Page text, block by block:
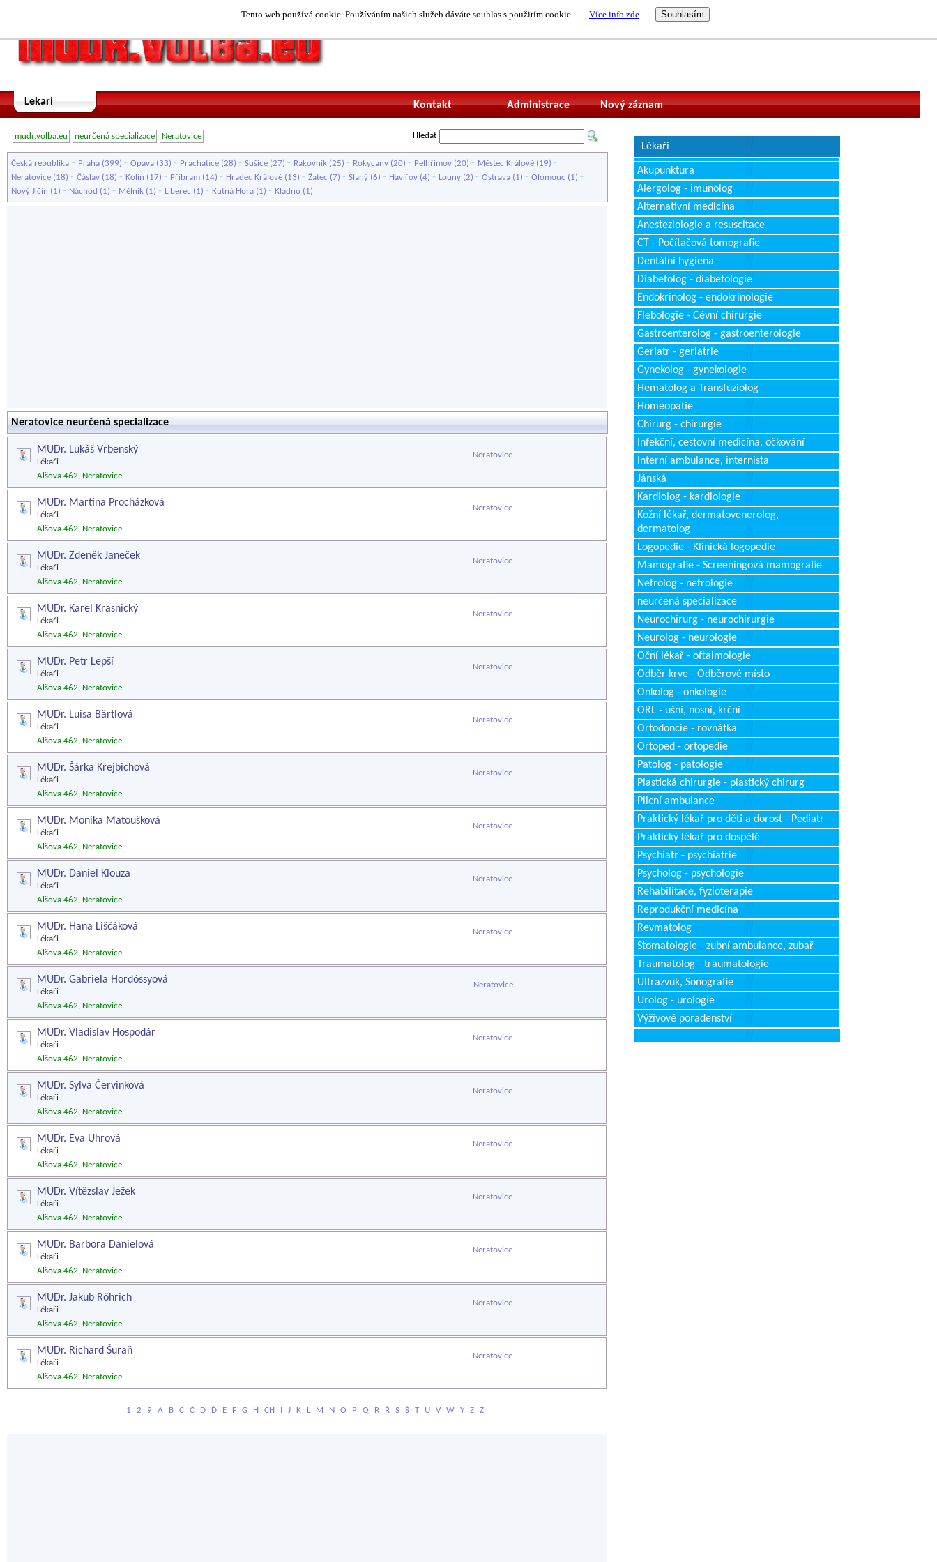
Tento web používá cookie. Používáním našich služeb dáváte souhlas s použitím cookie. Více info zde
Lekari Nový záznam
Administrace
Kontakt
mudr.volba.eu neurčená specializace Neratovice Hledat
Česká republika - Praha (399) - Opava (33) - Prachatice (28) - Sušice (27) - Rakovník (25) - Rokycany (20) - Pelhřimov (20) - Městec Králové (19) -
Neratovice (18) - Čáslav (18) - Kolín (17) - Příbram (14) - Hradec Králové (13) - Žatec (7) - Slaný (6) - Havířov (4) - Louny (2) - Ostrava (1) - Olomouc (1) -
Nový Jičín (1) - Náchod (1) - Mělník (1) - Liberec (1) - Kutná Hora (1) - Kladno (1)
Neratovice neurčená specializace
MUDr. Lukáš Vrbenský
Lékaři
Neratovice
Alšova 462, Neratovice
MUDr. Martina Procházková
Lékaři
Neratovice
Alšova 462, Neratovice
MUDr. Zdeněk Janeček
Lékaři
Neratovice
Alšova 462, Neratovice
MUDr. Karel Krasnický
Lékaři
Neratovice
Alšova 462, Neratovice
MUDr. Petr Lepší
Lékaři
Neratovice
Alšova 462, Neratovice
MUDr. Luisa Bärtlová
Lékaři
Neratovice
Alšova 462, Neratovice
MUDr. Šárka Krejbichová
Lékaři
Neratovice
Alšova 462, Neratovice
MUDr. Monika Matoušková
Lékaři
Neratovice
Alšova 462, Neratovice
MUDr. Daniel Klouza
Lékaři
Neratovice
Alšova 462, Neratovice
MUDr. Hana Liščáková
Lékaři
Neratovice
Alšova 462, Neratovice
MUDr. Gabriela Hordóssyová
Lékaři
Neratovice
Alšova 462, Neratovice
MUDr. Vladislav Hospodár
Lékaři
Neratovice
Alšova 462, Neratovice
MUDr. Sylva Červinková
Lékaři
Neratovice
Alšova 462, Neratovice
MUDr. Eva Uhrová
Lékaři
Neratovice
Alšova 462, Neratovice
MUDr. Vítězslav Ježek
Lékaři
Neratovice
Alšova 462, Neratovice
MUDr. Barbora Danielová
Lékaři
Neratovice
Alšova 462, Neratovice
MUDr. Jakub Röhrich
Lékaři
Neratovice
Alšova 462, Neratovice
MUDr. Richard Šuraň
Lékaři
Neratovice
Alšova 462, Neratovice
1 2 9 A B C Č D Ď E F G H CH I J K L M N O P Q R Ř S Š T U V W Y Z Ž
Lékaři
Akupunktura
Alergolog - imunolog
Alternativní medicína
Anesteziologie a resuscitace
CT - Počítačová tomografie
Dentální hygiena
Diabetolog - diabetologie
Endokrinolog - endokrinologie
Flebologie - Cévní chirurgie
Gastroenterolog - gastroenterologie
Geriatr - geriatrie
Gynekolog - gynekologie
Hematolog a Transfuziolog
Homeopatie
Chirurg - chirurgie
Infekční, cestovní medicína, očkování
Interní ambulance, internista
Jánská
Kardiolog - kardiologie
Kožní lékař, dermatovenerolog,
dermatolog
Logopedie - Klinická logopedie
Mamografie - Screeningová mamografie
Nefrolog - nefrologie
neurčená specializace
Neurochirurg - neurochirurgie
Neurolog - neurologie
Oční lékař - oftalmologie
Odběr krve - Odběrové místo
Onkolog - onkologie
ORL - ušní, nosní, krční
Ortodoncie - rovnátka
Ortoped - ortopedie
Patolog - patologie
Plastická chirurgie - plastický chirurg
Plicní ambulance
Praktický lékař pro děti a dorost - Pediatr
Praktický lékař pro dospělé
Psychiatr - psychiatrie
Psycholog - psychologie
Rehabilitace, fyzioterapie
Reprodukční medicína
Revmatolog
Stomatologie - zubní ambulance, zubař
Traumatolog - traumatologie
Ultrazvuk, Sonografie
Urolog - urologie
Výživové poradenství